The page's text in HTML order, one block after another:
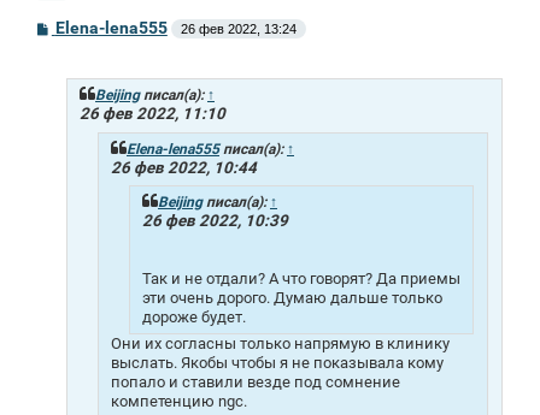
СElena-lena555 26 фев 2022, 13:24
Beijingписал(а): ↑
26 фев 2022, 11:10
Elena-lena555писал(а): ↑
26 фев 2022, 10:44
Beijingписал(а): ↑
26 фев 2022, 10:39
Так и не отдали? А что говорят? Да приемы
эти очень дорого. Думаю дальше только
дороже будет.
Они их согласны только напрямую в клинику
выслать. Якобы чтобы я не показывала кому
попало и ставили везде под сомнение
компетенцию ngc.